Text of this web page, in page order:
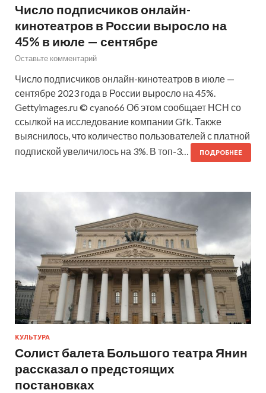
Число подписчиков онлайн-
кинотеатров в России выросло на
45% в июле — сентябре
Оставьте комментарий
Число подписчиков онлайн-кинотеатров в июле —
сентябре 2023 года в России выросло на 45%.
Gettyimages.ru © cyano66 Об этом сообщает НСН со
ссылкой на исследование компании Gfk. Также
выяснилось, что количество пользователей с платной
подпиской увеличилось на 3%. В топ-3…
ПОДРОБНЕЕ
КУЛЬТУРА
Солист балета Большого театра Янин
рассказал о предстоящих
постановках